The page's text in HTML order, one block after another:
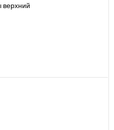
верхний